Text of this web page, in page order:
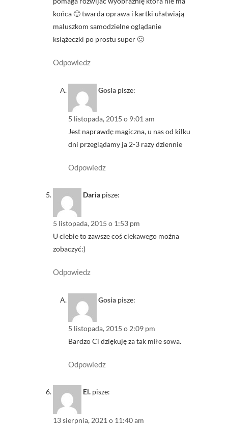
końca 🙂 twarda oprawa i kartki ułatwiają
maluszkom samodzielne oglądanie
książeczki po prostu super 🙂
Odpowiedz
Gosia pisze:
5 listopada, 2015 o 9:01 am
Jest naprawdę magiczna, u nas od kilku
dni przeglądamy ja 2-3 razy dziennie
Odpowiedz
Daria pisze:
5 listopada, 2015 o 1:53 pm
U ciebie to zawsze coś ciekawego można
zobaczyć:)
Odpowiedz
Gosia pisze:
5 listopada, 2015 o 2:09 pm
Bardzo Ci dziękuję za tak miłe sowa.
Odpowiedz
El. pisze:
13 sierpnia, 2021 o 11:40 am